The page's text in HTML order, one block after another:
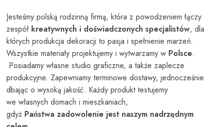
Jesteśmy polską rodzinną firmą, która z powodzeniem łączy
zespół kreatywnych i doświadczonych specjalistów, dla
których produkcja dekoracji to pasja i spełnienie marzeń.
Wszystkie materiały projektujemy i wytwarzamy w Polsce.
Posiadamy własne studio graficzne, a także zaplecze
produkcyjne. Zapewniamy terminowe dostawy, jednocześnie
dbając o wysoką jakość. Każdy produkt testujemy
we własnych domach i mieszkaniach,
gdyż Państwa zadowolenie jest naszym nadrzędnym